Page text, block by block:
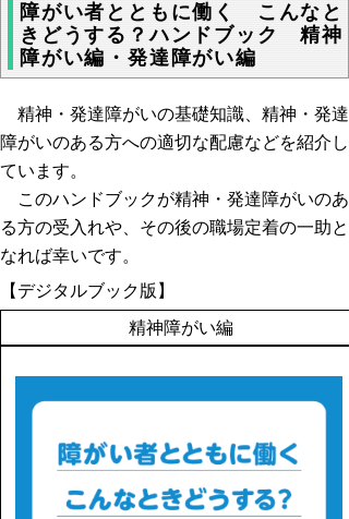
障がい者とともに働く こんなと
きどうする？ハンドブック 精神
障がい編・発達障がい編
精神・発達障がいの基礎知識、精神・発達
障がいのある方への適切な配慮などを紹介し
ています。
このハンドブックが精神・発達障がいのあ
る方の受入れや、その後の職場定着の一助と
なれば幸いです。
【デジタルブック版】
精神障がい編